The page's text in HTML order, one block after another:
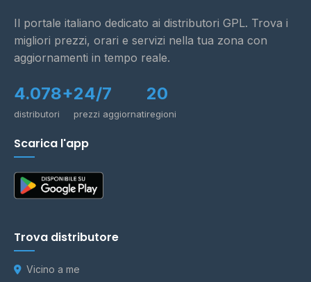
Il portale italiano dedicato ai distributori GPL. Trova i
migliori prezzi, orari e servizi nella tua zona con
aggiornamenti in tempo reale.
4.078+
distributori
24/7
prezzi aggiornati
20
regioni
Scarica l'app
Trova distributore
Vicino a me